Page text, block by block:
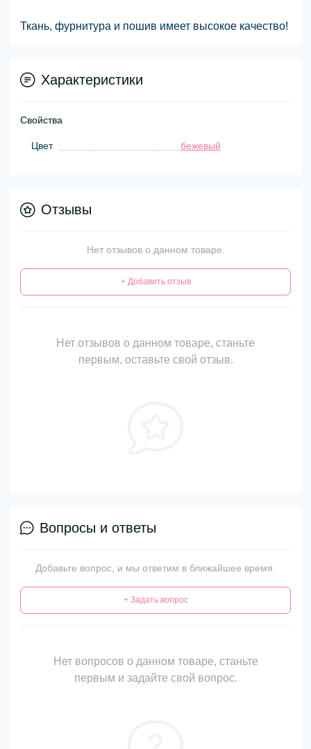
Ткань, фурнитура и пошив имеет высокое качество!
Характеристики
Свойства
Цвет бежевый
Отзывы
Нет отзывов о данном товаре.
+ Добавить отзыв
Нет отзывов о данном товаре, станьте
первым, оставьте свой отзыв.
Вопросы и ответы
Добавьте вопрос, и мы ответим в ближайшее время.
+ Задать вопрос
Нет вопросов о данном товаре, станьте
первым и задайте свой вопрос.